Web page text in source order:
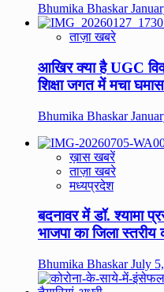
Bhumika Bhaskar
ताज़ा खबरे
आखिर क्या है UGC
शिक्षा जगत में मचा
Bhumika Bhaskar
ख़ास खबरें
ताज़ा खबरे
मध्यप्रदेश
बदनावर में डॉ. श्यामा
भाजपा का जिला
Bhumika BhaskarJuly